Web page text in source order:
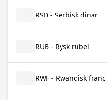
RSD - Serbisk dinar
RUB - Rysk rubel
RWF - Rwandisk franc